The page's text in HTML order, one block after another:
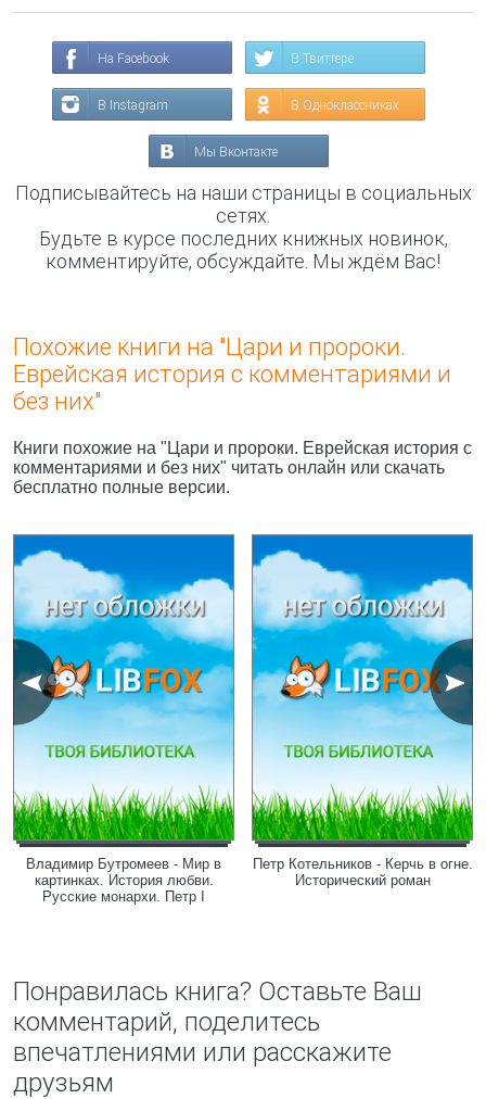
На Facebook В Твиттере
В Instagram В Одноклассниках
Мы Вконтакте
Подписывайтесь на наши страницы в социальных
сетях.
Будьте в курсе последних книжных новинок,
комментируйте, обсуждайте. Мы ждём Вас!
Похожие книги на "Цари и пророки.
Еврейская история с комментариями и
без них"
Книги похожие на "Цари и пророки. Еврейская история с
комментариями и без них" читать онлайн или скачать
бесплатно полные версии.
Владимир Бутромеев - Мир в
картинках. История любви.
Русские монархи. Петр I
Петр Котельников - Керчь в огне.
Исторический роман
Понравилась книга? Оставьте Ваш
комментарий, поделитесь
впечатлениями или расскажите
друзьям